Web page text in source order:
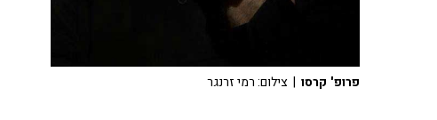
פרופ' קרסו | צילום: רמי זרנגר